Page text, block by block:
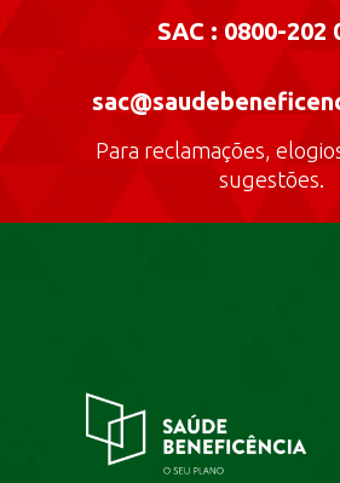
SAC : 0800-202
Para reclamações,
sugestões.